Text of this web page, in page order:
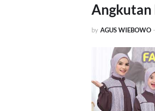
Angkutan
by AGUS WIEBOWO -